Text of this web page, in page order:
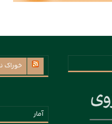
خوراک
آمار